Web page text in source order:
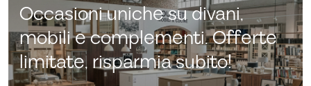
Occasioni uniche su divani,
mobili e complementi. Offerte
limitate, risparmia subito!